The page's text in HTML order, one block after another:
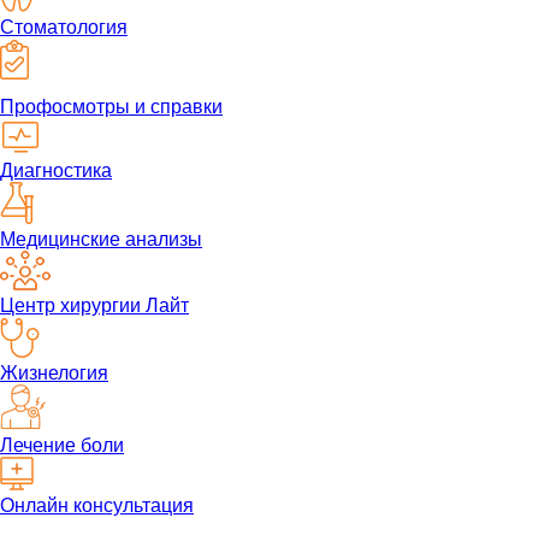
Стоматология
Профосмотры и справки
Диагностика
Медицинские анализы
Центр хирургии Лайт
Жизнелогия
Лечение боли
Онлайн консультация